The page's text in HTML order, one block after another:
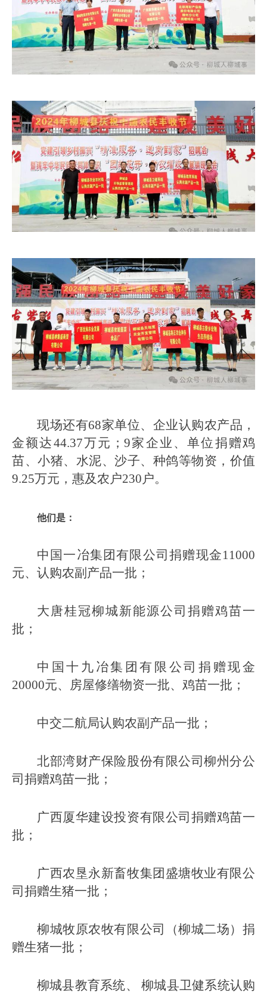
现场还有68家单位、企业认购农产品，
金额达44.37万元；9家企业、单位捐赠鸡
苗、小猪、水泥、沙子、种鸽等物资，价值
9.25万元，惠及农户230户。
他们是：
中国一冶集团有限公司捐赠现金11000
元、认购农副产品一批；
大唐桂冠柳城新能源公司捐赠鸡苗一
批；
中国十九冶集团有限公司捐赠现金
20000元、房屋修缮物资一批、鸡苗一批；
中交二航局认购农副产品一批；
北部湾财产保险股份有限公司柳州分公
司捐赠鸡苗一批；
广西厦华建设投资有限公司捐赠鸡苗一
批；
广西农垦永新畜牧集团盛塘牧业有限公
司捐赠生猪一批；
柳城牧原农牧有限公司（柳城二场）捐
赠生猪一批；
柳城县教育系统、 柳城县卫健系统认购